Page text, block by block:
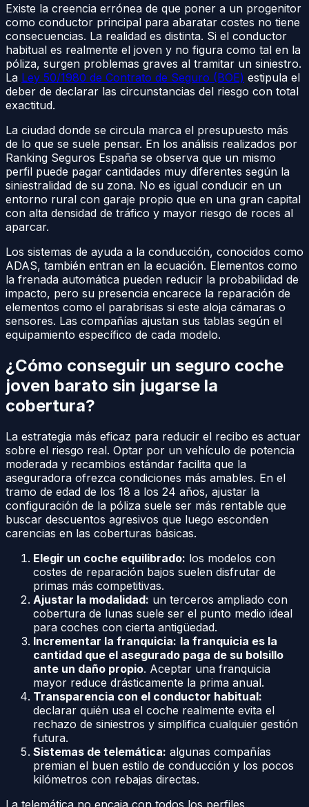
Existe la creencia errónea de que poner a un progenitor
como conductor principal para abaratar costes no tiene
consecuencias. La realidad es distinta. Si el conductor
habitual es realmente el joven y no figura como tal en la
póliza, surgen problemas graves al tramitar un siniestro.
La Ley 50/1980 de Contrato de Seguro (BOE) estipula el
deber de declarar las circunstancias del riesgo con total
exactitud.
La ciudad donde se circula marca el presupuesto más
de lo que se suele pensar. En los análisis realizados por
Ranking Seguros España se observa que un mismo
perfil puede pagar cantidades muy diferentes según la
siniestralidad de su zona. No es igual conducir en un
entorno rural con garaje propio que en una gran capital
con alta densidad de tráfico y mayor riesgo de roces al
aparcar.
Los sistemas de ayuda a la conducción, conocidos como
ADAS, también entran en la ecuación. Elementos como
la frenada automática pueden reducir la probabilidad de
impacto, pero su presencia encarece la reparación de
elementos como el parabrisas si este aloja cámaras o
sensores. Las compañías ajustan sus tablas según el
equipamiento específico de cada modelo.
¿Cómo conseguir un seguro coche
joven barato sin jugarse la
cobertura?
La estrategia más eficaz para reducir el recibo es actuar
sobre el riesgo real. Optar por un vehículo de potencia
moderada y recambios estándar facilita que la
aseguradora ofrezca condiciones más amables. En el
tramo de edad de los 18 a los 24 años, ajustar la
configuración de la póliza suele ser más rentable que
buscar descuentos agresivos que luego esconden
carencias en las coberturas básicas.
Elegir un coche equilibrado: los modelos con
costes de reparación bajos suelen disfrutar de
primas más competitivas.
Ajustar la modalidad: un terceros ampliado con
cobertura de lunas suele ser el punto medio ideal
para coches con cierta antigüedad.
Incrementar la franquicia: la franquicia es la
cantidad que el asegurado paga de su bolsillo
ante un daño propio. Aceptar una franquicia
mayor reduce drásticamente la prima anual.
Transparencia con el conductor habitual:
declarar quién usa el coche realmente evita el
rechazo de siniestros y simplifica cualquier gestión
futura.
Sistemas de telemática: algunas compañías
premian el buen estilo de conducción y los pocos
kilómetros con rebajas directas.
La telemática no encaja con todos los perfiles.